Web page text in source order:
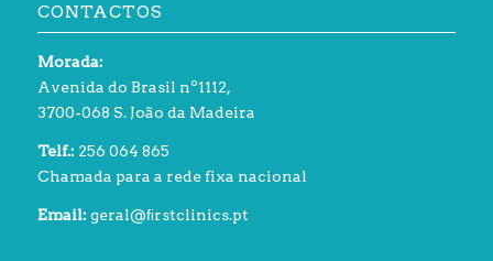
CONTACTOS
Morada:
Avenida do Brasil nº1112,
3700-068 S. João da Madeira
Telf.: 256 064 865
Chamada para a rede fixa nacional
Email: geral@ﬁrstclinics.pt